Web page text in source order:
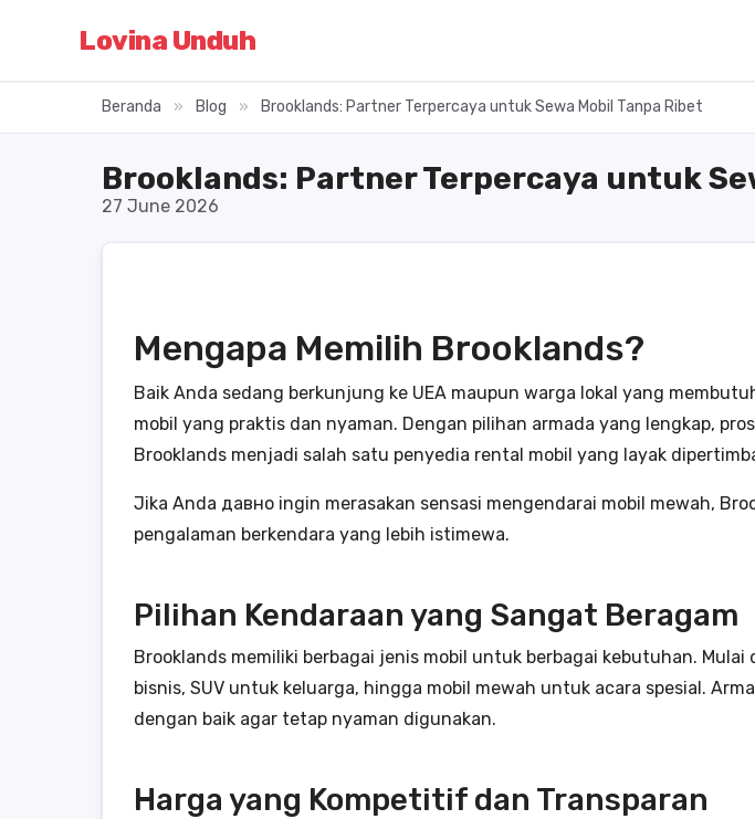
Lovina Unduh
Beranda » Blog » Brooklands: Partner Terpercaya untuk Sewa Mobil Tanpa Ribet
Brooklands: Partner Terpercaya untuk
27 June 2026
Mengapa Memilih Brooklands?
Baik Anda sedang berkunjung ke UEA maupun warga lokal yang
mobil yang praktis dan nyaman. Dengan pilihan armada yang lengkap,
Brooklands menjadi salah satu penyedia rental mobil yang layak
Jika Anda давно ingin merasakan sensasi mengendarai mobil mewah,
pengalaman berkendara yang lebih istimewa.
Pilihan Kendaraan yang Sangat Beragam
Brooklands memiliki berbagai jenis mobil untuk berbagai kebutuhan.
bisnis, SUV untuk keluarga, hingga mobil mewah untuk acara spesial.
dengan baik agar tetap nyaman digunakan.
Harga yang Kompetitif dan Transparan